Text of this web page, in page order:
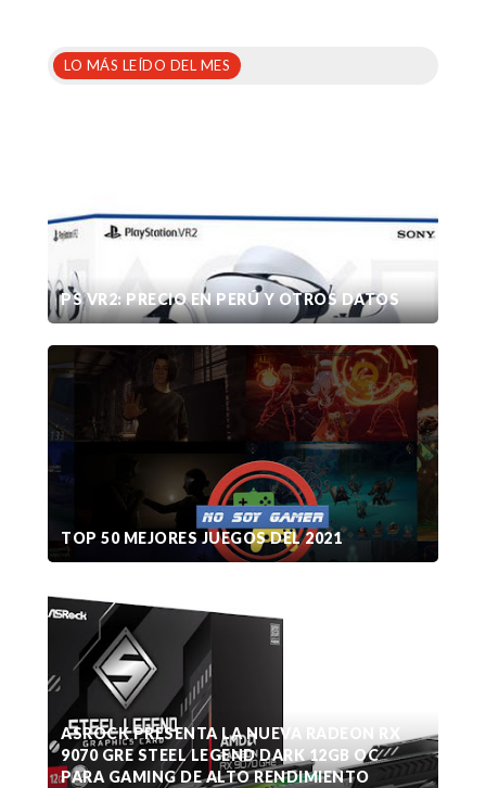
LO MÁS LEÍDO DEL MES
PS VR2: PRECIO EN PERÚ Y OTROS DATOS
TOP 50 MEJORES JUEGOS DEL 2021
ASROCK PRESENTA LA NUEVA RADEON RX
9070 GRE STEEL LEGEND DARK 12GB OC
PARA GAMING DE ALTO RENDIMIENTO